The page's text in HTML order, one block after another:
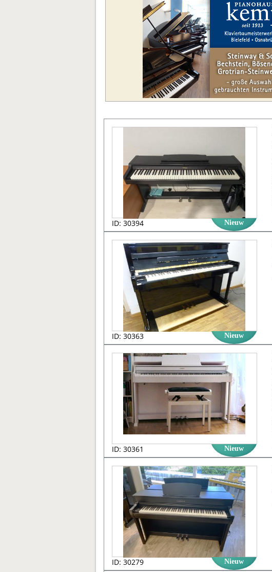
ID: 30394 Nieuw
ID: 30363 Nieuw
ID: 30361 Nieuw
ID: 30279 Nieuw